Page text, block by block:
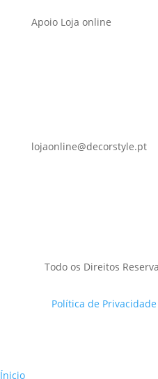
Apoio Loja online
lojaonline@decorstyle.pt
Todo os Direitos
Política de Privacidade
Ínicio